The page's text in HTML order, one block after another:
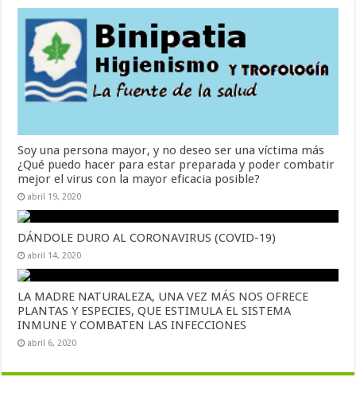
Soy una persona mayor, y no deseo ser una víctima más
¿Qué puedo hacer para estar preparada y poder combatir
mejor el virus con la mayor eficacia posible?
abril 19, 2020
DÁNDOLE DURO AL CORONAVIRUS (COVID-19)
abril 14, 2020
LA MADRE NATURALEZA, UNA VEZ MÁS NOS OFRECE
PLANTAS Y ESPECIES, QUE ESTIMULA EL SISTEMA
INMUNE Y COMBATEN LAS INFECCIONES
abril 6, 2020